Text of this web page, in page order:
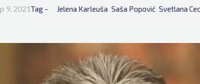
9, 2021Tag - Jelena Karleuša Saša Popović Svetlana